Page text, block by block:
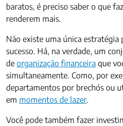
baratos, é preciso saber o que
renderem mais.
Não existe uma única estratégia
sucesso. Há, na verdade, um
de organização financeira que
simultaneamente. Como, por
departamentos por brechós ou
em momentos de lazer.
Você pode também fazer